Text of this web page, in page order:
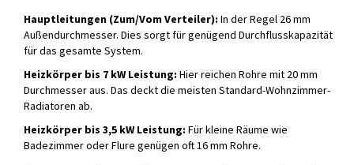
Hauptleitungen (Zum/Vom Verteiler): In der Regel 26 mm
Außendurchmesser. Dies sorgt für genügend Durchflusskapazität
für das gesamte System.
Heizkörper bis 7 kW Leistung: Hier reichen Rohre mit 20 mm
Durchmesser aus. Das deckt die meisten Standard-Wohnzimmer-
Radiatoren ab.
Heizkörper bis 3,5 kW Leistung: Für kleine Räume wie
Badezimmer oder Flure genügen oft 16 mm Rohre.